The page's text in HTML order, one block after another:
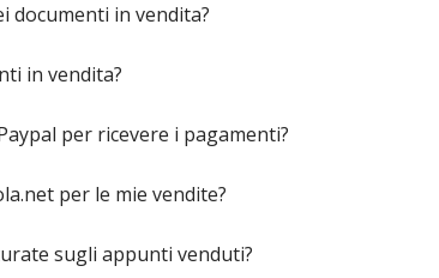
documenti in vendita?
in vendita?
per ricevere i pagamenti?
per le mie vendite?
sugli appunti venduti?